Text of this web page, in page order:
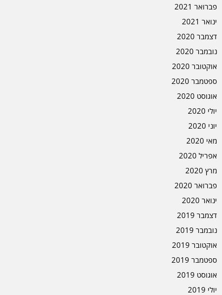
פברואר 2021
ינואר 2021
דצמבר 2020
נובמבר 2020
אוקטובר 2020
ספטמבר 2020
אוגוסט 2020
יולי 2020
יוני 2020
מאי 2020
אפריל 2020
מרץ 2020
פברואר 2020
ינואר 2020
דצמבר 2019
נובמבר 2019
אוקטובר 2019
ספטמבר 2019
אוגוסט 2019
יולי 2019